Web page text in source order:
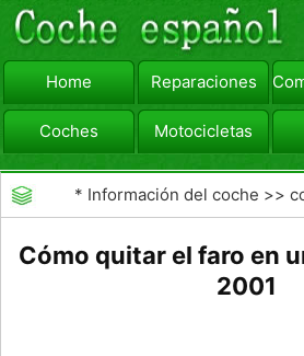
Home Reparaciones
Coches Motocicletas
viajar Camiones
* Información del coche >>
Cómo quitar el faro en
2001